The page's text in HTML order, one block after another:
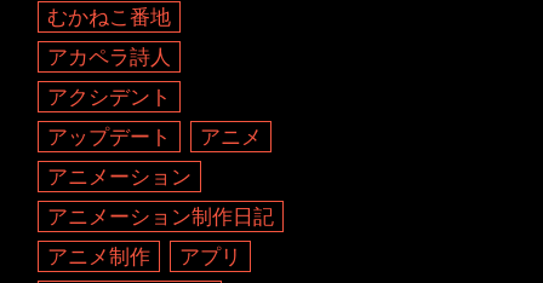
むかねこ番地
アカペラ詩人
アクシデント
アップデート
アニメ
アニメーション
アニメーション制作日記
アニメ制作
アプリ